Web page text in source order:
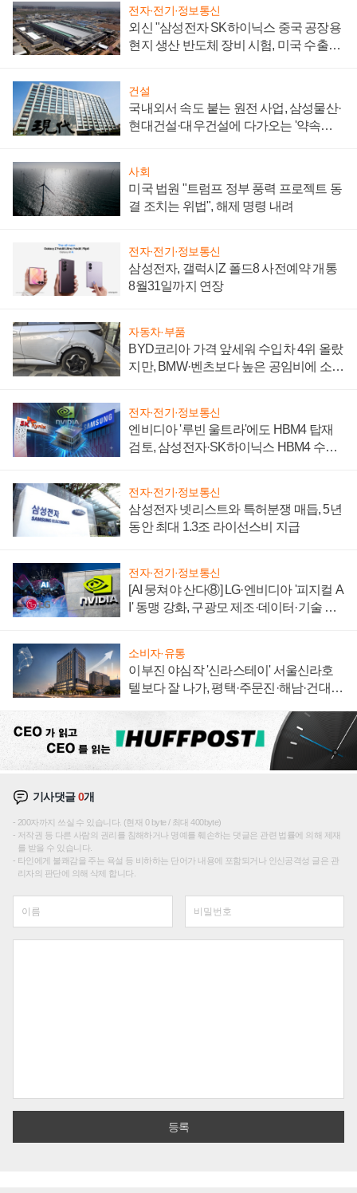
전자·전기·정보통신
외신 "삼성전자 SK하이닉스 중국 공장용
현지 생산 반도체 장비 시험, 미국 수출통
건설
국내외서 속도 붙는 원전 사업, 삼성물산·
현대건설·대우건설에 다가오는 '약속의
사회
미국 법원 "트럼프 정부 풍력 프로젝트 동
결 조치는 위법", 해제 명령 내려
전자·전기·정보통신
삼성전자, 갤럭시Z 폴드8 사전예약 개통
8월31일까지 연장
자동차·부품
BYD코리아 가격 앞세워 수입차 4위 올랐
지만, BMW·벤츠보다 높은 공임비에 소비
전자·전기·정보통신
엔비디아 '루빈 울트라'에도 HBM4 탑재
검토, 삼성전자·SK하이닉스 HBM4 수율
전자·전기·정보통신
삼성전자 넷리스트와 특허분쟁 매듭, 5년
동안 최대 1.3조 라이선스비 지급
전자·전기·정보통신
[AI 뭉쳐야 산다⑧] LG·엔비디아 '피지컬 A
I' 동맹 강화, 구광모 제조·데이터·기술 결
소비자·유통
이부진 야심작 '신라스테이' 서울신라호
텔보다 잘 나가, 평택·주문진·해남·건대로
기사댓글0개
200자까지 쓰실 수 있습니다. (현재 0 byte / 최대 400byte)
저작권 등 다른 사람의 권리를 침해하거나 명예를 훼손하는 댓글은 관련 법률에 의해 제재
를 받을 수 있습니다.
타인에게 불쾌감을 주는 욕설 등 비하하는 단어가 내용에 포함되거나 인신공격성 글은 관
리자의 판단에 의해 삭제 합니다.